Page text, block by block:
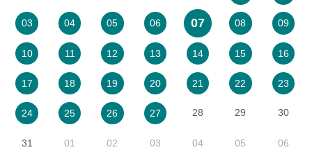
03 04 05 06 07 08 09
10 11 12 13 14 15 16
17 18 19 20 21 22 23
24 25 26 27 28 29 30
31 01 02 03 04 05 06